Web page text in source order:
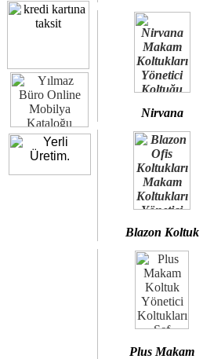
Nirvana
Blazon Koltuk
Plus Makam